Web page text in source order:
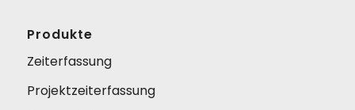
Produkte
Zeiterfassung
Projektzeiterfassung